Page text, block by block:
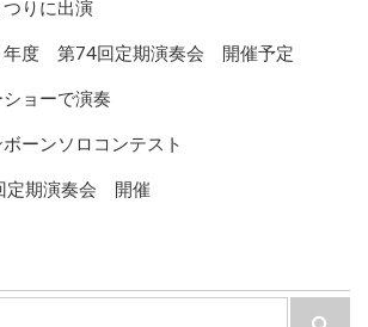
りに出演
度 第74回定期演奏会 開催予定
ョーで演奏
ーンソロコンテスト
期演奏会 開催